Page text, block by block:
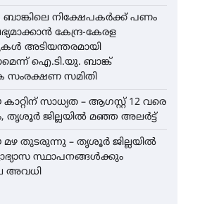
നിക്ഷേപകർക്ക് പണം
കേന്ദ്ര-കേരള
അടിയന്തരമായി
ഐ.ടി.യു. ബാങ്ക്
സംരക്ഷണ സമിതി
സാധ്യത – ആഗസ്റ്റ് 12 വരെ
തൃശൂർ ജില്ലയിൽ മഞ്ഞ അലർട്ട്
തുടരുന്നു – തൃശൂർ ജില്ലയിൽ
സ്ഥാപനങ്ങൾക്കും
അവധി